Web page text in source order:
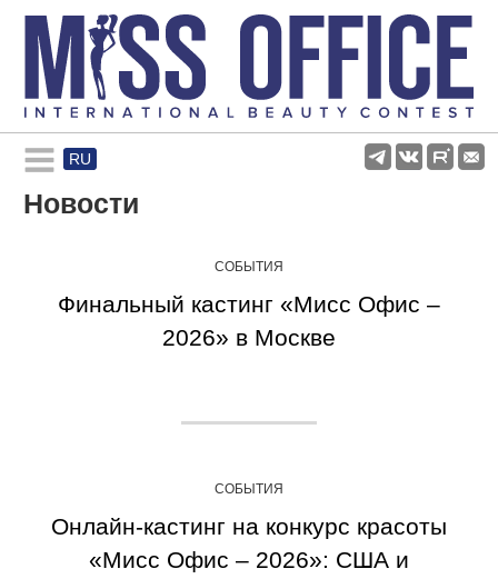
RU
Rules and regulations
Participants
Новости
СОБЫТИЯ
Финальный кастинг «Мисс Офис –
2026» в Москве
СОБЫТИЯ
Онлайн-кастинг на конкурс красоты
«Мисс Офис – 2026»: США и